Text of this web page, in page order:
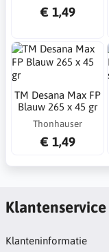
€ 1,49
TM Desana Max FP
Blauw 265 x 45 gr
Thonhauser
€ 1,49
Klantenservice
Klanteninformatie